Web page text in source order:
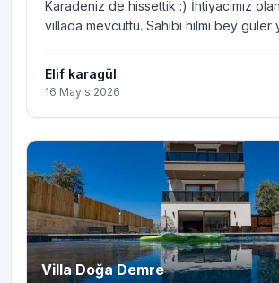
Karadeniz de hissettik :) İhtiyacımız
villada mevcuttu. Sahibi hilmi bey güler
yaptı, ilgiliydi. Villanın muhafazakar
Herşey kendimize özel olunca 10 günlük
geldi. Yakın çevreme öneride
idi. Gelecek sene tekrar konaklamak
için teşekkürler Köy yumurtası
seneye de bekliyoruz, çok lezzetliydi
Elif karagül
16 Mayıs 2026
Villa Doğa Demre